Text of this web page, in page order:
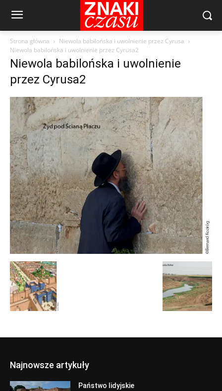
Strona główna
Niewola babilońska i uwolnienie przez Cyrusa
Niewola babilońska i uwolnienie przez Cyrusa2
Niewola babilońska i uwolnienie
przez Cyrusa2
Najnowsze artykuły
Państwo lidyjskie